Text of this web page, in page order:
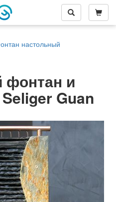
настольный
фонтан и
Guan